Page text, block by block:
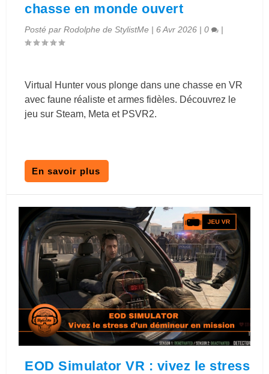
chasse en monde ouvert
Posté parRodolphe de StylistMe |6 Avr 2026 |0 |
Virtual Hunter vous plonge dans une chasse en VR
avec faune réaliste et armes fidèles. Découvrez le
jeu sur Steam, Meta et PSVR2.
En savoir plus
EOD Simulator VR : vivez le stress